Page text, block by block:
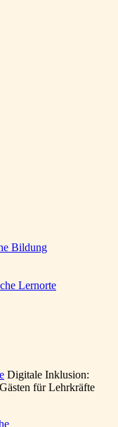
Bildung
Lernorte
Digitale Inklusion:
für Lehrkräfte